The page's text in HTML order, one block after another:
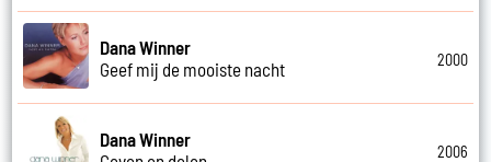
Dana Winner
Geef mij de mooiste nacht
2000
Dana Winner
2006